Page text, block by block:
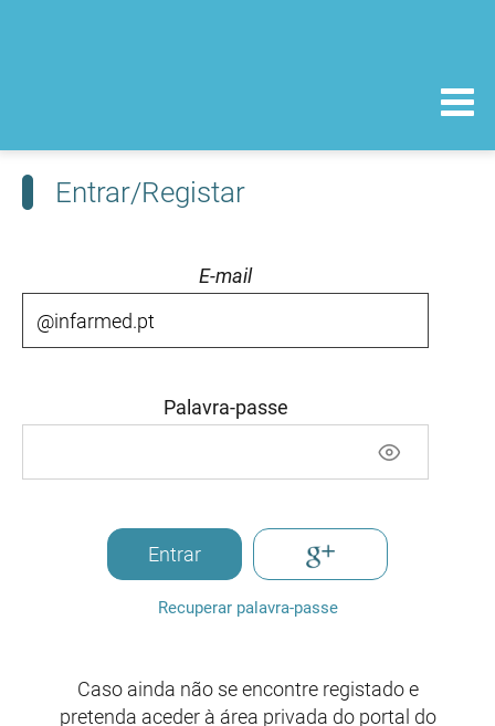
Entrar/Registar
E-mail
Palavra-passe
Entrar
Recuperar palavra-passe
Caso ainda não se encontre registado e
pretenda aceder à área privada do portal do